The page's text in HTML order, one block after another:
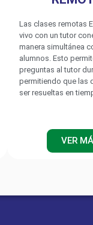
Las clases remotas
vivo con un tutor
manera simultánea
alumnos. Esto
preguntas al tutor
permitiendo que las
ser resueltas en
VER
ENERGIA
a color grande
los fasores, las
de calidad